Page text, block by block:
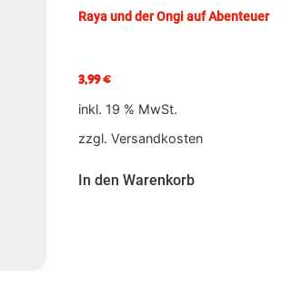
Raya und der Ongi auf Abenteuer
3,99€
inkl. 19 % MwSt.
zzgl. Versandkosten
In den Warenkorb